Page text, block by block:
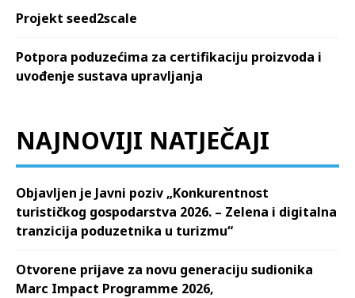
Projekt seed2scale
Potpora poduzećima za certifikaciju proizvoda i
uvođenje sustava upravljanja
NAJNOVIJI NATJEČAJI
Objavljen je Javni poziv „Konkurentnost
turističkog gospodarstva 2026. – Zelena i digitalna
tranzicija poduzetnika u turizmu“
Otvorene prijave za novu generaciju sudionika
Marc Impact Programme 2026,